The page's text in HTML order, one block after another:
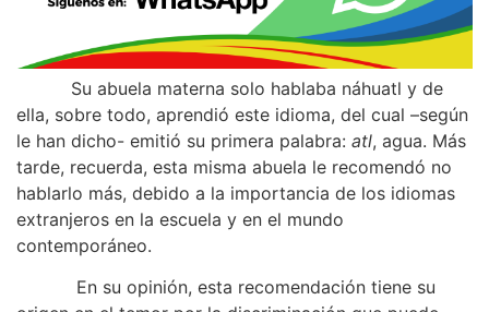
Su abuela materna solo hablaba náhuatl y de
ella, sobre todo, aprendió este idioma, del cual –según
le han dicho- emitió su primera palabra: atl, agua. Más
tarde, recuerda, esta misma abuela le recomendó no
hablarlo más, debido a la importancia de los idiomas
extranjeros en la escuela y en el mundo
contemporáneo.
En su opinión, esta recomendación tiene su